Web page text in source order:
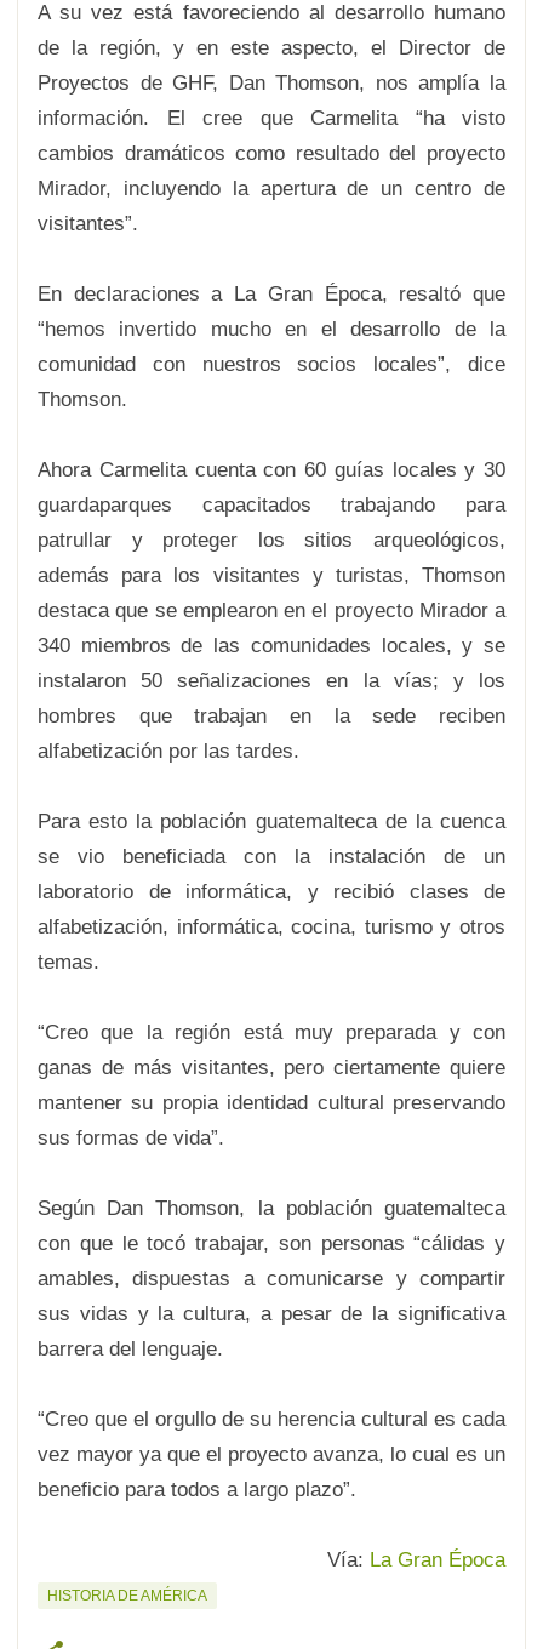
A su vez está favoreciendo al desarrollo humano
de la región, y en este aspecto, el Director de
Proyectos de GHF, Dan Thomson, nos amplía la
información. El cree que Carmelita “ha visto
cambios dramáticos como resultado del proyecto
Mirador, incluyendo la apertura de un centro de
visitantes”.
En declaraciones a La Gran Época, resaltó que
“hemos invertido mucho en el desarrollo de la
comunidad con nuestros socios locales”, dice
Thomson.
Ahora Carmelita cuenta con 60 guías locales y 30
guardaparques capacitados trabajando para
patrullar y proteger los sitios arqueológicos,
además para los visitantes y turistas, Thomson
destaca que se emplearon en el proyecto Mirador a
340 miembros de las comunidades locales, y se
instalaron 50 señalizaciones en la vías; y los
hombres que trabajan en la sede reciben
alfabetización por las tardes.
Para esto la población guatemalteca de la cuenca
se vio beneficiada con la instalación de un
laboratorio de informática, y recibió clases de
alfabetización, informática, cocina, turismo y otros
temas.
“Creo que la región está muy preparada y con
ganas de más visitantes, pero ciertamente quiere
mantener su propia identidad cultural preservando
sus formas de vida”.
Según Dan Thomson, la población guatemalteca
con que le tocó trabajar, son personas “cálidas y
amables, dispuestas a comunicarse y compartir
sus vidas y la cultura, a pesar de la significativa
barrera del lenguaje.
“Creo que el orgullo de su herencia cultural es cada
vez mayor ya que el proyecto avanza, lo cual es un
beneficio para todos a largo plazo”.
Vía: La Gran Época
HISTORIA DE AMÉRICA